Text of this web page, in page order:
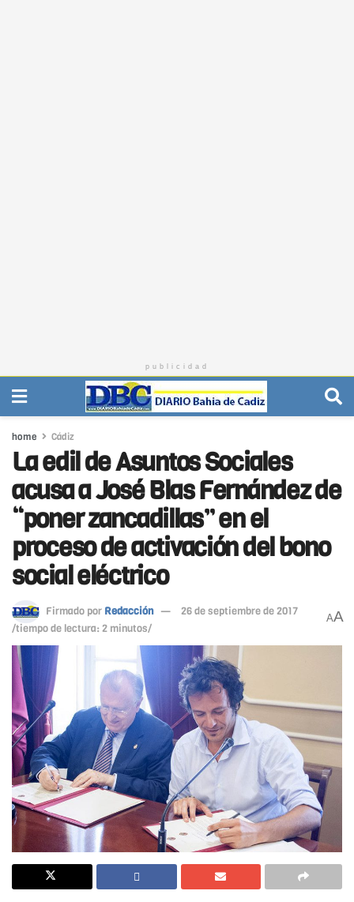
publicidad
home Cádiz
La edil de Asuntos Sociales
acusa a José Blas Fernández de
“poner zancadillas” en el
proceso de activación del bono
social eléctrico
Firmado por Redacción
26 de septiembre de 2017
/tiempo de lectura: 2 minutos/
AA